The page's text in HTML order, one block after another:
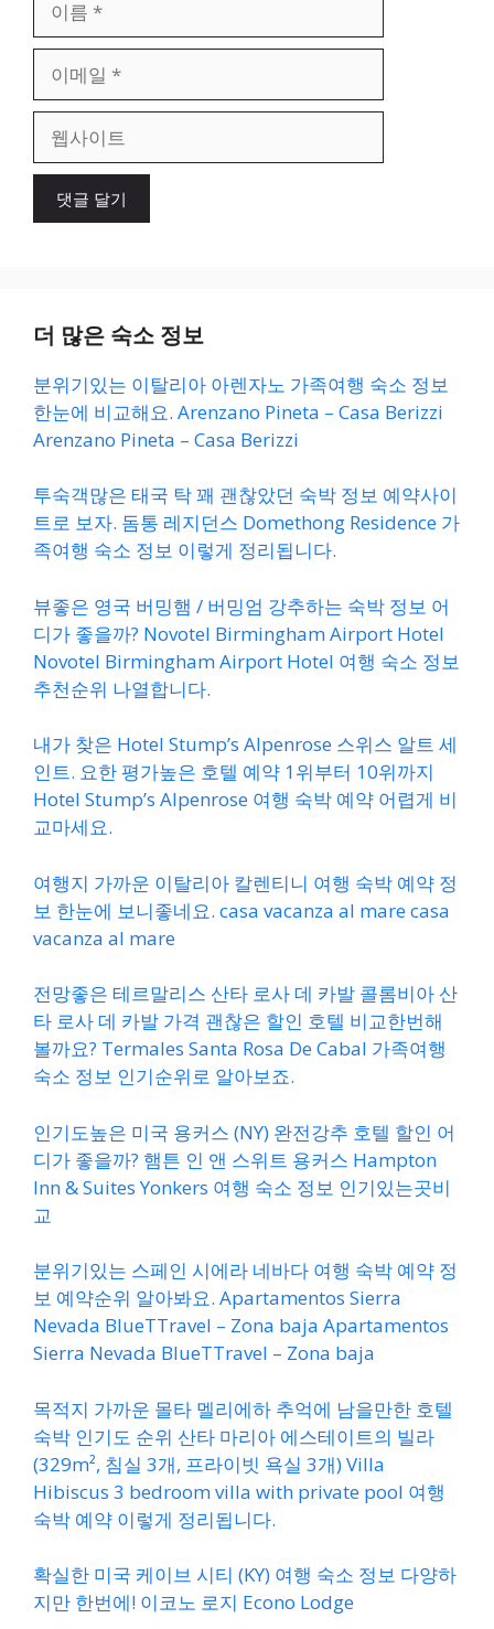
일
이
더 많은 숙소 정보
분위기있는 이탈리아 아렌자노 가족여행 숙소 정보
한눈에 비교해요. Arenzano Pineta – Casa Berizzi
Arenzano Pineta – Casa Berizzi
투숙객많은 태국 탁 꽤 괜찮았던 숙박 정보 예약사이
트로 보자. 돔통 레지던스 Domethong Residence 가
족여행 숙소 정보 이렇게 정리됩니다.
뷰좋은 영국 버밍햄 / 버밍엄 강추하는 숙박 정보 어
디가 좋을까? Novotel Birmingham Airport Hotel
Novotel Birmingham Airport Hotel 여행 숙소 정보
추천순위 나열합니다.
내가 찾은 Hotel Stump’s Alpenrose 스위스 알트 세
인트. 요한 평가높은 호텔 예약 1위부터 10위까지
Hotel Stump’s Alpenrose 여행 숙박 예약 어렵게 비
교마세요.
여행지 가까운 이탈리아 칼렌티니 여행 숙박 예약 정
보 한눈에 보니좋네요. casa vacanza al mare casa
vacanza al mare
전망좋은 테르말리스 산타 로사 데 카발 콜롬비아 산
타 로사 데 카발 가격 괜찮은 할인 호텔 비교한번해
볼까요? Termales Santa Rosa De Cabal 가족여행
숙소 정보 인기순위로 알아보죠.
인기도높은 미국 용커스 (NY) 완전강추 호텔 할인 어
디가 좋을까? 햄튼 인 앤 스위트 용커스 Hampton
Inn & Suites Yonkers 여행 숙소 정보 인기있는곳비
교
분위기있는 스페인 시에라 네바다 여행 숙박 예약 정
보 예약순위 알아봐요. Apartamentos Sierra
Nevada BlueTTravel – Zona baja Apartamentos
Sierra Nevada BlueTTravel – Zona baja
목적지 가까운 몰타 멜리에하 추억에 남을만한 호텔
숙박 인기도 순위 산타 마리아 에스테이트의 빌라
(329m², 침실 3개, 프라이빗 욕실 3개) Villa
Hibiscus 3 bedroom villa with private pool 여행
숙박 예약 이렇게 정리됩니다.
확실한 미국 케이브 시티 (KY) 여행 숙소 정보 다양하
지만 한번에! 이코노 로지 Econo Lodge